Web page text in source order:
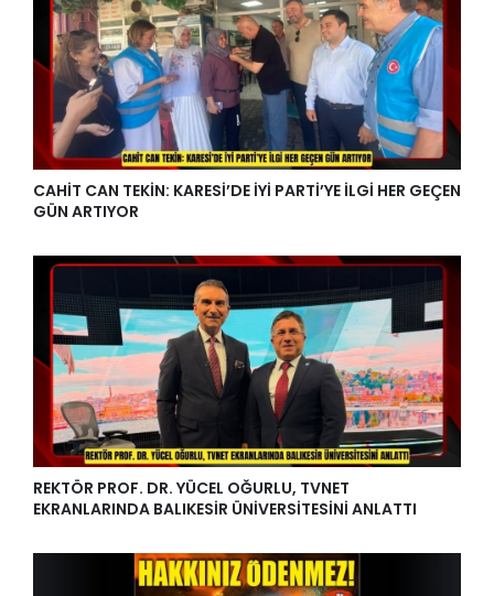
CAHİT CAN TEKİN: KARESİ’DE İYİ PARTİ’YE İLGİ HER GEÇEN
GÜN ARTIYOR
REKTÖR PROF. DR. YÜCEL OĞURLU, TVNET
EKRANLARINDA BALIKESİR ÜNİVERSİTESİNİ ANLATTI